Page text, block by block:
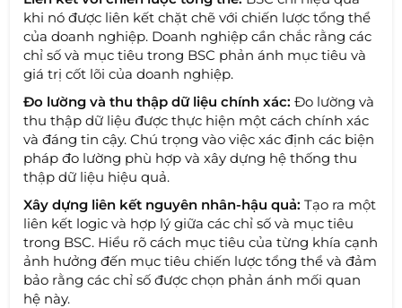
khi nó được liên kết chặt chẽ với chiến lược tổng thể
của doanh nghiệp. Doanh nghiệp cần chắc rằng các
chỉ số và mục tiêu trong BSC phản ánh mục tiêu và
giá trị cốt lõi của doanh nghiệp.
Đo lường và thu thập dữ liệu chính xác: Đo lường và
thu thập dữ liệu được thực hiện một cách chính xác
và đáng tin cậy. Chú trọng vào việc xác định các biện
pháp đo lường phù hợp và xây dựng hệ thống thu
thập dữ liệu hiệu quả.
Xây dựng liên kết nguyên nhân-hậu quả:Tạo ra một
liên kết logic và hợp lý giữa các chỉ số và mục tiêu
trong BSC. Hiểu rõ cách mục tiêu của từng khía cạnh
ảnh hưởng đến mục tiêu chiến lược tổng thể và đảm
bảo rằng các chỉ số được chọn phản ánh mối quan
hệ này.